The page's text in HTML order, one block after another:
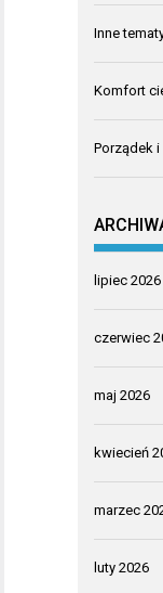
Inne
Komfort
Porządek
lipiec 2026
czerwiec
maj 2026
kwiecień
marzec
luty 2026